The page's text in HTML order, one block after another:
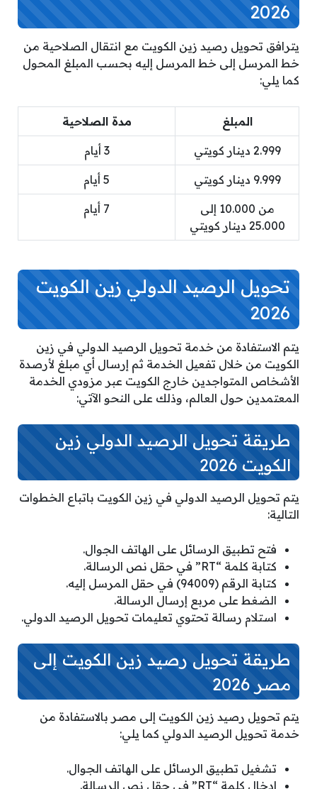
2026
يترافق تحويل رصيد زين الكويت مع انتقال الصلاحية من
خط المرسل إلى خط المرسل إليه بحسب المبلغ المحول
كما يلي:
المبلغ مدة الصلاحية
2.999 دينار كويتي 3 أيام
9.999 دينار كويتي 5 أيام
من 10.000 إلى
25.000 دينار كويتي
7 أيام
تحويل الرصيد الدولي زين الكويت
2026
يتم الاستفادة من خدمة تحويل الرصيد الدولي في زين
الكويت من خلال تفعيل الخدمة ثم إرسال أي مبلغ لأرصدة
الأشخاص المتواجدين خارج الكويت عبر مزودي الخدمة
المعتمدين حول العالم، وذلك على النحو الآتي:
طريقة تحويل الرصيد الدولي زين
الكويت 2026
يتم تحويل الرصيد الدولي في زين الكويت باتباع الخطوات
التالية:
فتح تطبيق الرسائل على الهاتف الجوال.
كتابة كلمة “RT” في حقل نص الرسالة.
كتابة الرقم (94009) في حقل المرسل إليه.
الضغط على مربع إرسال الرسالة.
استلام رسالة تحتوي تعليمات تحويل الرصيد الدولي.
طريقة تحويل رصيد زين الكويت إلى
مصر 2026
يتم تحويل رصيد زين الكويت إلى مصر بالاستفادة من
خدمة تحويل الرصيد الدولي كما يلي:
تشغيل تطبيق الرسائل على الهاتف الجوال.
إدخال كلمة “RT” في حقل نص الرسالة.